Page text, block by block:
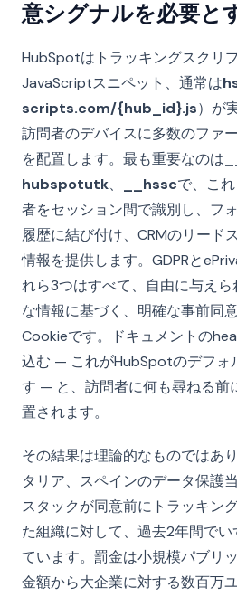
意シグナルを必要と
HubSpotはトラッキングスクリ
JavaScriptスニペット、通常は
scripts.com/{hub_id}.js）が
訪問者のデバイスに多数のファ
を配置します。最も重要なのは
hubspotutk、 __hsscで、こ
者をセッション間で識別し、フ
履歴に結び付け、CRMのリード
情報を提供します。GDPRと
れら3つはすべて、自由に与え
な情報に基づく、明確な事前同
Cookieです。ドキュメントの
込む — これがHubSpotのデフォ
す — と、訪問者に何も尋ねる前
置されます。
その結果は理論的なものではあ
タリア、スペインのデータ保護
スタックが同意前にトラッキン
た組織に対して、過去2年間で
ています。罰金は小規模パブリ
金額から大企業に対する数百万